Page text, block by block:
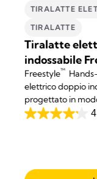
TIRALATTE
TIRALATTE
Tiralatte
indossabile
Freestyle™
elettrico doppio
progettato in
latte mentre ti
4.2